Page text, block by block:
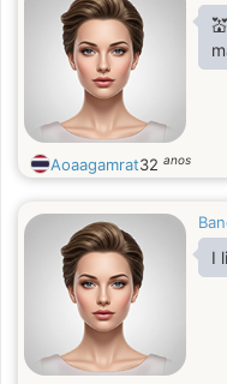
Aoaagamrat32 anos
I